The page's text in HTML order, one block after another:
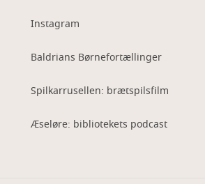
Instagram
Baldrians Børnefortællinger
Spilkarrusellen: brætspilsfilm
Æseløre: bibliotekets podcast